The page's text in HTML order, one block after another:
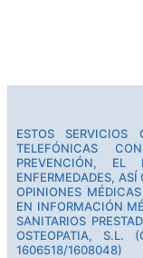
ESTOS SERVICIOS
TELEFÓNICAS
PREVENCIÓN, EL
ENFERMEDADES,
OPINIONES
EN INFORMACIÓN
SANITARIOS
OSTEOPATIA, S.L.
1606518/1608048)